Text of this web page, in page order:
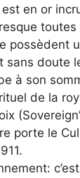
en or
toutes
possèdent
sans doute
à son
de la
porte le